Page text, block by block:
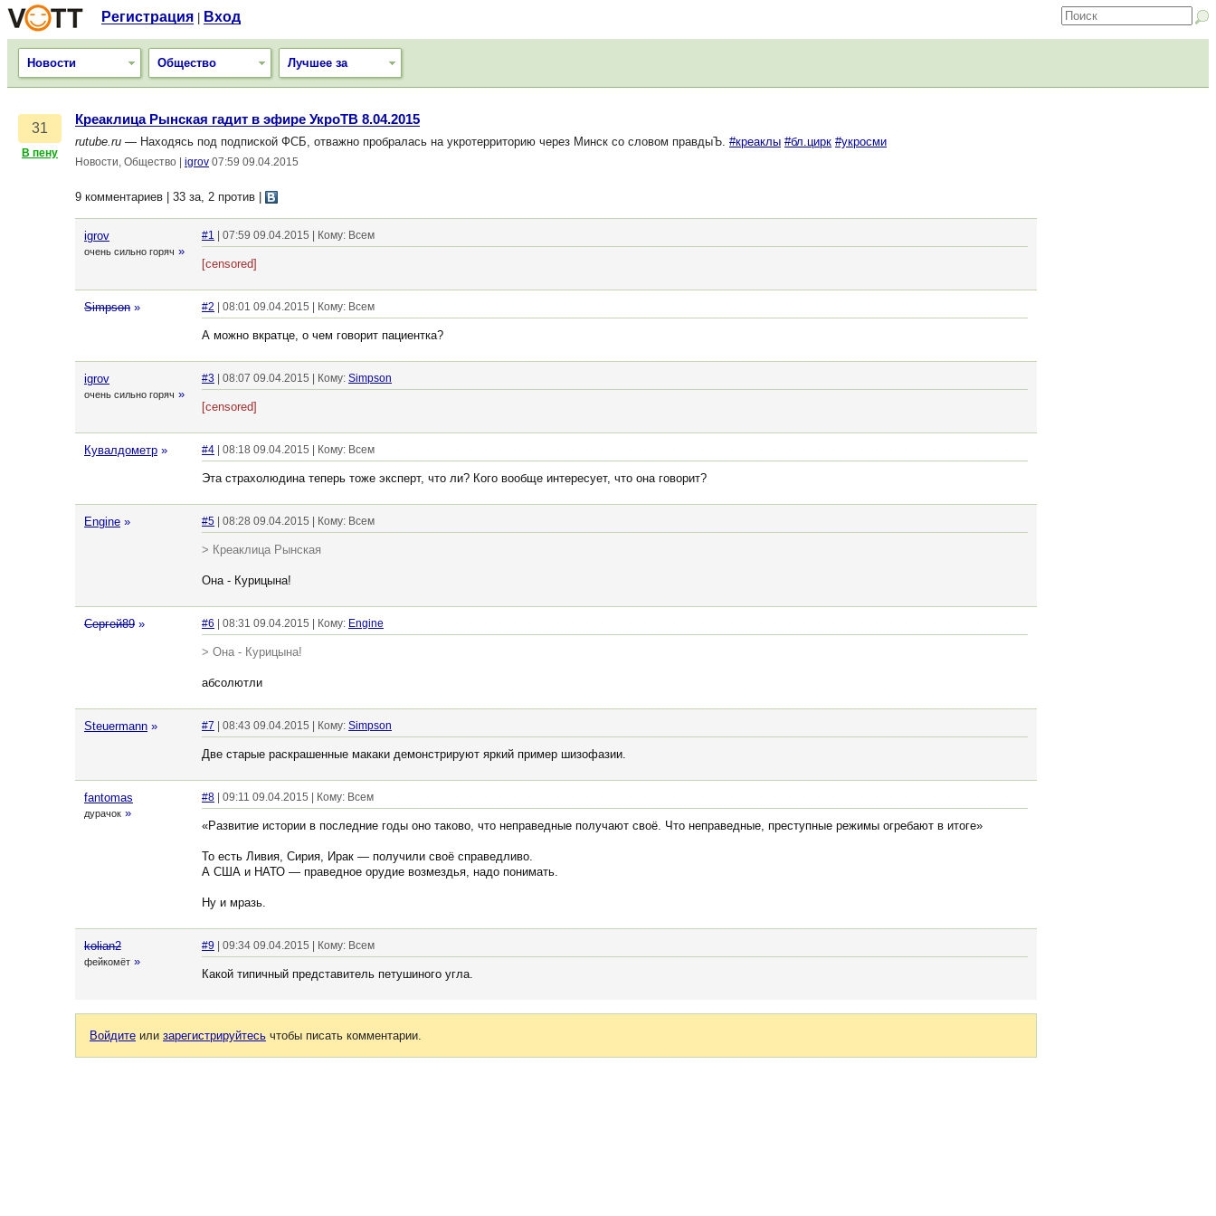
Регистрация Вход
Новости Общество Лучшее за
31
В пену
Креаклица Рынская гадит в эфире УкроТВ 8.04.2015
rutube.ru — Находясь под подпиской ФСБ, отважно пробралась на укротерриторию через Минск со словом правдыЪ. #креаклы #бл.цирк #укросми
Новости, Общество igrov 07:59 09.04.2015
9 комментариев | 33 за, 2 против
igrov
очень сильно горяч »
#1 | 07:59 09.04.2015 | Кому: Всем
[censored]
Simpson » #2 | 08:01 09.04.2015 | Кому: Всем
А можно вкратце, о чем говорит пациентка?
igrov
очень сильно горяч »
#3 | 08:07 09.04.2015 | Кому: Simpson
[censored]
Кувалдометр » #4 | 08:18 09.04.2015 | Кому: Всем
Эта страхолюдина теперь тоже эксперт, что ли? Кого вообще интересует, что она говорит?
Engine » #5 | 08:28 09.04.2015 | Кому: Всем
> Креаклица Рынская
Она - Курицына!
Сергей89 » #6 | 08:31 09.04.2015 | Кому: Engine
> Она - Курицына!
абсолютли
Steuermann » #7 | 08:43 09.04.2015 | Кому: Simpson
Две старые раскрашенные макаки демонстрируют яркий пример шизофазии.
fantomas
дурачок »
#8 | 09:11 09.04.2015 | Кому: Всем
«Развитие истории в последние годы оно таково, что неправедные получают своё. Что неправедные, преступные режимы огребают в итоге»
То есть Ливия, Сирия, Ирак — получили своё справедливо.
А США и НАТО — праведное орудие возмездья, надо понимать.
Ну и мразь.
kolian2
фейкомёт »
#9 | 09:34 09.04.2015 | Кому: Всем
Какой типичный представитель петушиного угла.
Войдите или зарегистрируйтесь чтобы писать комментарии.